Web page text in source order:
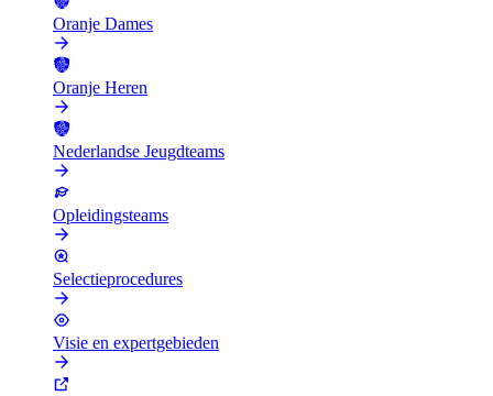
Oranje Dames
Oranje Heren
Nederlandse Jeugdteams
Opleidingsteams
Selectieprocedures
Visie en expertgebieden